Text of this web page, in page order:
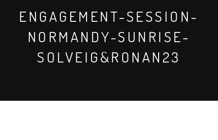
ENGAGEMENT-SESSION-
NORMANDY-SUNRISE-
SOLVEIG&RONAN23